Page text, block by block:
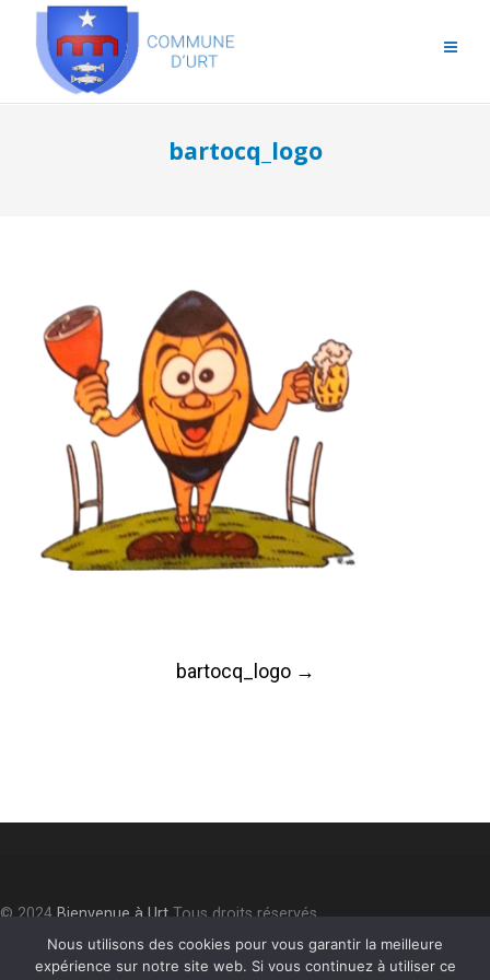
bartocq_logo
bartocq_logo →
© 2024Bienvenue à UrtTous droits réservés.
Accessibilité ⎮Plan du site⎮ Mentions légales ⎮Politique de
confidentialité
Nous utilisons des cookies pour vous garantir la meilleure
expérience sur notre site web. Si vous continuez à utiliser ce